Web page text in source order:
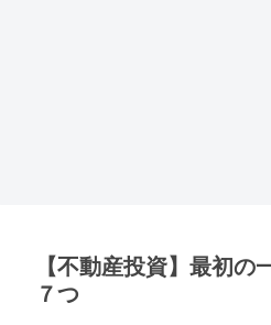
【不動産投資】最初の
７つ